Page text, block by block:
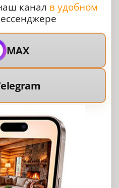
канал в удобном
MAX